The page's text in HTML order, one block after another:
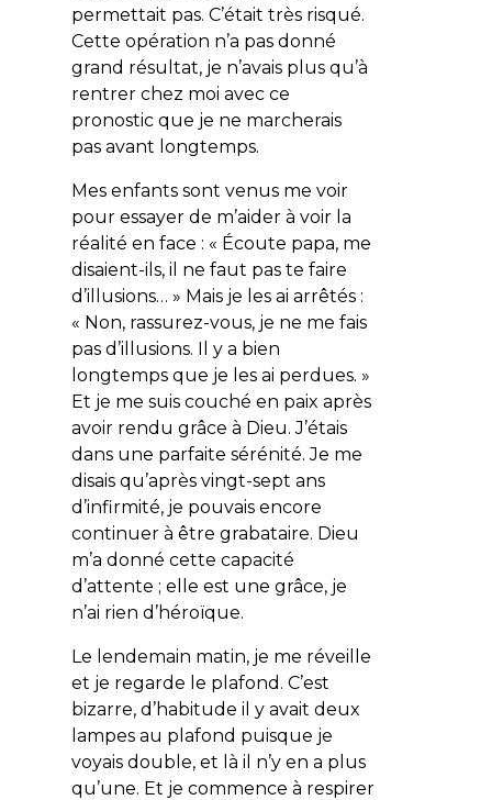
permettait pas. C’était très risqué.
Cette opération n’a pas donné
grand résultat, je n’avais plus qu’à
rentrer chez moi avec ce
pronostic que je ne marcherais
pas avant longtemps.
Mes enfants sont venus me voir
pour essayer de m’aider à voir la
réalité en face : « Écoute papa, me
disaient-ils, il ne faut pas te faire
d’illusions… » Mais je les ai arrêtés :
« Non, rassurez-vous, je ne me fais
pas d’illusions. Il y a bien
longtemps que je les ai perdues. »
Et je me suis couché en paix après
avoir rendu grâce à Dieu. J’étais
dans une parfaite sérénité. Je me
disais qu’après vingt-sept ans
d’infirmité, je pouvais encore
continuer à être grabataire. Dieu
m’a donné cette capacité
d’attente ; elle est une grâce, je
n’ai rien d’héroïque.
Le lendemain matin, je me réveille
et je regarde le plafond. C’est
bizarre, d’habitude il y avait deux
lampes au plafond puisque je
voyais double, et là il n’y en a plus
qu’une. Et je commence à respirer